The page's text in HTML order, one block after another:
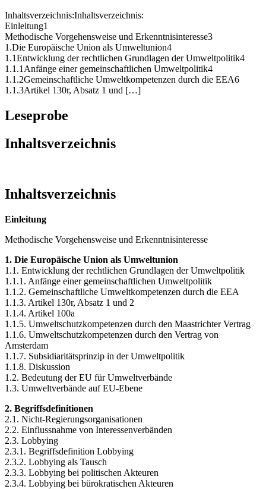
Inhaltsverzeichnis:Inhaltsverzeichnis:
Einleitung1
Methodische Vorgehensweise und Erkenntnisinteresse3
1.Die Europäische Union als Umweltunion4
1.1Entwicklung der rechtlichen Grundlagen der Umweltpolitik4
1.1.1Anfänge einer gemeinschaftlichen Umweltpolitik4
1.1.2Gemeinschaftliche Umweltkompetenzen durch die EEA6
1.1.3Artikel 130r, Absatz 1 und […]
Leseprobe
Inhaltsverzeichnis
Inhaltsverzeichnis
Einleitung
Methodische Vorgehensweise und Erkenntnisinteresse
1. Die Europäische Union als Umweltunion
1.1. Entwicklung der rechtlichen Grundlagen der Umweltpolitik
1.1.1. Anfänge einer gemeinschaftlichen Umweltpolitik
1.1.2. Gemeinschaftliche Umweltkompetenzen durch die EEA
1.1.3. Artikel 130r, Absatz 1 und 2
1.1.4. Artikel 100a
1.1.5. Umweltschutzkompetenzen durch den Maastrichter Vertrag
1.1.6. Umweltschutzkompetenzen durch den Vertrag von
Amsterdam
1.1.7. Subsidiaritätsprinzip in der Umweltpolitik
1.1.8. Diskussion
1.2. Bedeutung der EU für Umweltverbände
1.3. Umweltverbände auf EU-Ebene
2. Begriffsdefinitionen
2.1. Nicht-Regierungsorganisationen
2.2. Einflussnahme von Interessenverbänden
2.3. Lobbying
2.3.1. Begriffsdefinition Lobbying
2.3.2. Lobbying als Tausch
2.3.3. Lobbying bei politischen Akteuren
2.3.4. Lobbying bei bürokratischen Akteuren